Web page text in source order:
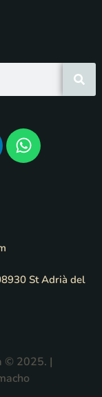
St Adrià del
© 2025. |